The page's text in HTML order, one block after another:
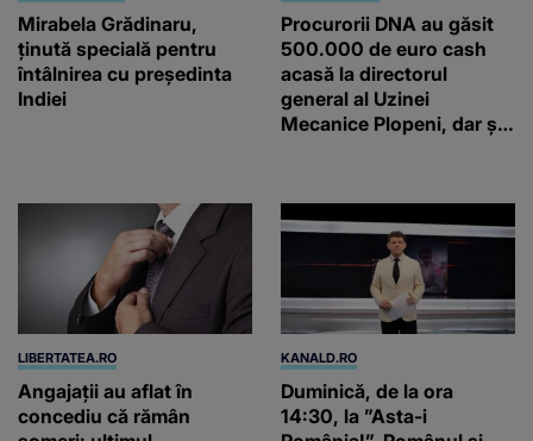
Mirabela Grădinaru,
ţinută specială pentru
întâlnirea cu preşedinta
Indiei
Procurorii DNA au găsit
500.000 de euro cash
acasă la directorul
general al Uzinei
Mecanice Plopeni, dar și
LIBERTATEA.RO
Angajații au aflat în
concediu că rămân
KANALD.RO
Duminică, de la ora
14:30, la ”Asta-i